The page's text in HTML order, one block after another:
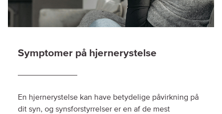
Symptomer på hjernerystelse
En hjernerystelse kan have betydelige påvirkning på
dit syn, og synsforstyrrelser er en af de mest